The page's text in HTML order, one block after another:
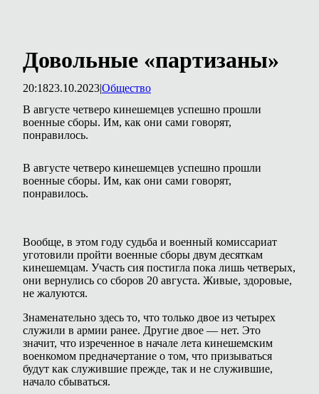
Довольные «партизаны»
20:1823.10.2023|Общество
В августе четверо кинешемцев успешно прошли
военные сборы. Им, как они сами говорят,
понравилось.
В августе четверо кинешемцев успешно прошли
военные сборы. Им, как они сами говорят,
понравилось.
Вообще, в этом году судьба и военный комиссариат
уготовили пройти военные сборы двум десяткам
кинешемцам. Участь сия постигла пока лишь четверых,
они вернулись со сборов 20 августа. Живые, здоровые,
не жалуются.
Знаменательно здесь то, что только двое из четырех
служили в армии ранее. Другие двое — нет. Это
значит, что изреченное в начале лета кинешемским
военкомом предначертание о том, что призываться
будут как служившие прежде, так и не служившие,
начало сбываться.